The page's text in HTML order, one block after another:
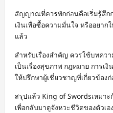
สัญญาณที่ควรพักก่อนคือเริ่มรู้สึก
เงินเพื่อซื้อความมั่นใจ หรืออยาก
แล้ว
สำหรับเรื่องสำคัญ ควรใช้บทคว
เป็นเรื่องสุขภาพ กฎหมาย การเ
ให้ปรึกษาผู้เชี่ยวชาญที่เกี่ยวข้อง
สรุปแล้ว King of Swordsเหมา
เพื่อกลับมาดูจังหวะชีวิตของตัวเ